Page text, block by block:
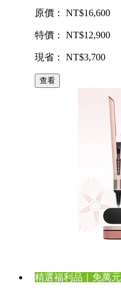
原價： NT$16,600
特價： NT$12,900
現省： NT$3,700
查看
精選福利品｜免萬元